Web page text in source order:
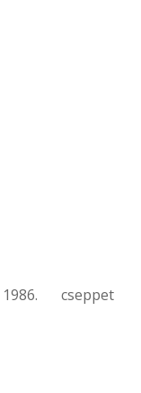
1986. cseppet